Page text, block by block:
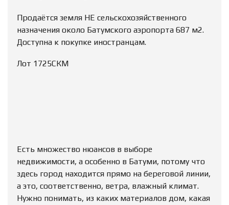
Продаётся земля НЕ сельскохозяйственного
назначения около Батумского аэропорта 687 м2.
Доступна к покупке иностранцам.
Лот 1725СКМ
Есть множество нюансов в выборе
недвижимости, а особенно в Батуми, потому что
здесь город находится прямо на береговой линии,
а это, соответственно, ветра, влажный климат.
Нужно понимать, из каких материалов дом, какая